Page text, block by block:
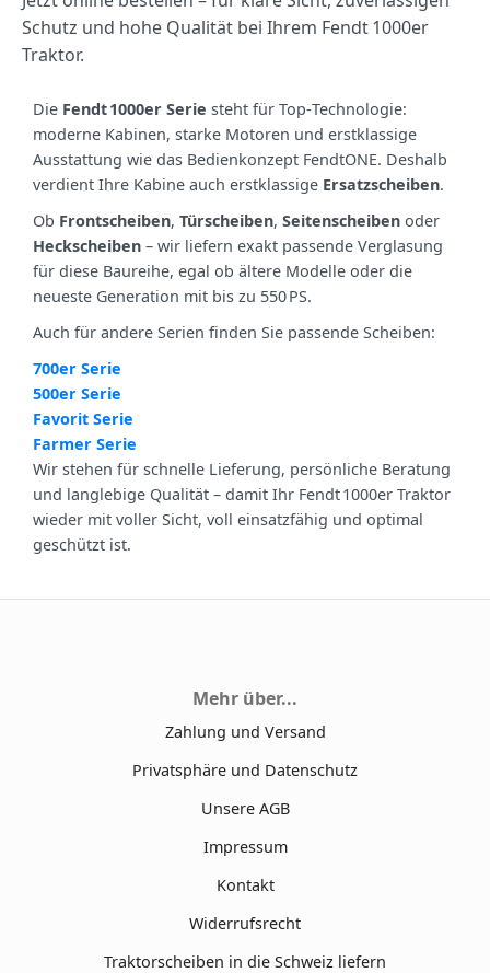
Schutz und hohe Qualität bei Ihrem Fendt 1000er
Traktor.
Die Fendt 1000er Serie steht für Top‑Technologie:
moderne Kabinen, starke Motoren und erstklassige
Ausstattung wie das Bedienkonzept FendtONE. Deshalb
verdient Ihre Kabine auch erstklassige Ersatzscheiben.
Ob Frontscheiben, Türscheiben, Seitenscheiben oder
Heckscheiben – wir liefern exakt passende Verglasung
für diese Baureihe, egal ob ältere Modelle oder die
neueste Generation mit bis zu 550 PS.
Auch für andere Serien finden Sie passende Scheiben:
700er Serie
500er Serie
Favorit Serie
Farmer Serie
Wir stehen für schnelle Lieferung, persönliche Beratung
und langlebige Qualität – damit Ihr Fendt 1000er Traktor
wieder mit voller Sicht, voll einsatzfähig und optimal
geschützt ist.
Mehr über...
Zahlung und Versand
Privatsphäre und Datenschutz
Unsere AGB
Impressum
Kontakt
Widerrufsrecht
Traktorscheiben in die Schweiz liefern